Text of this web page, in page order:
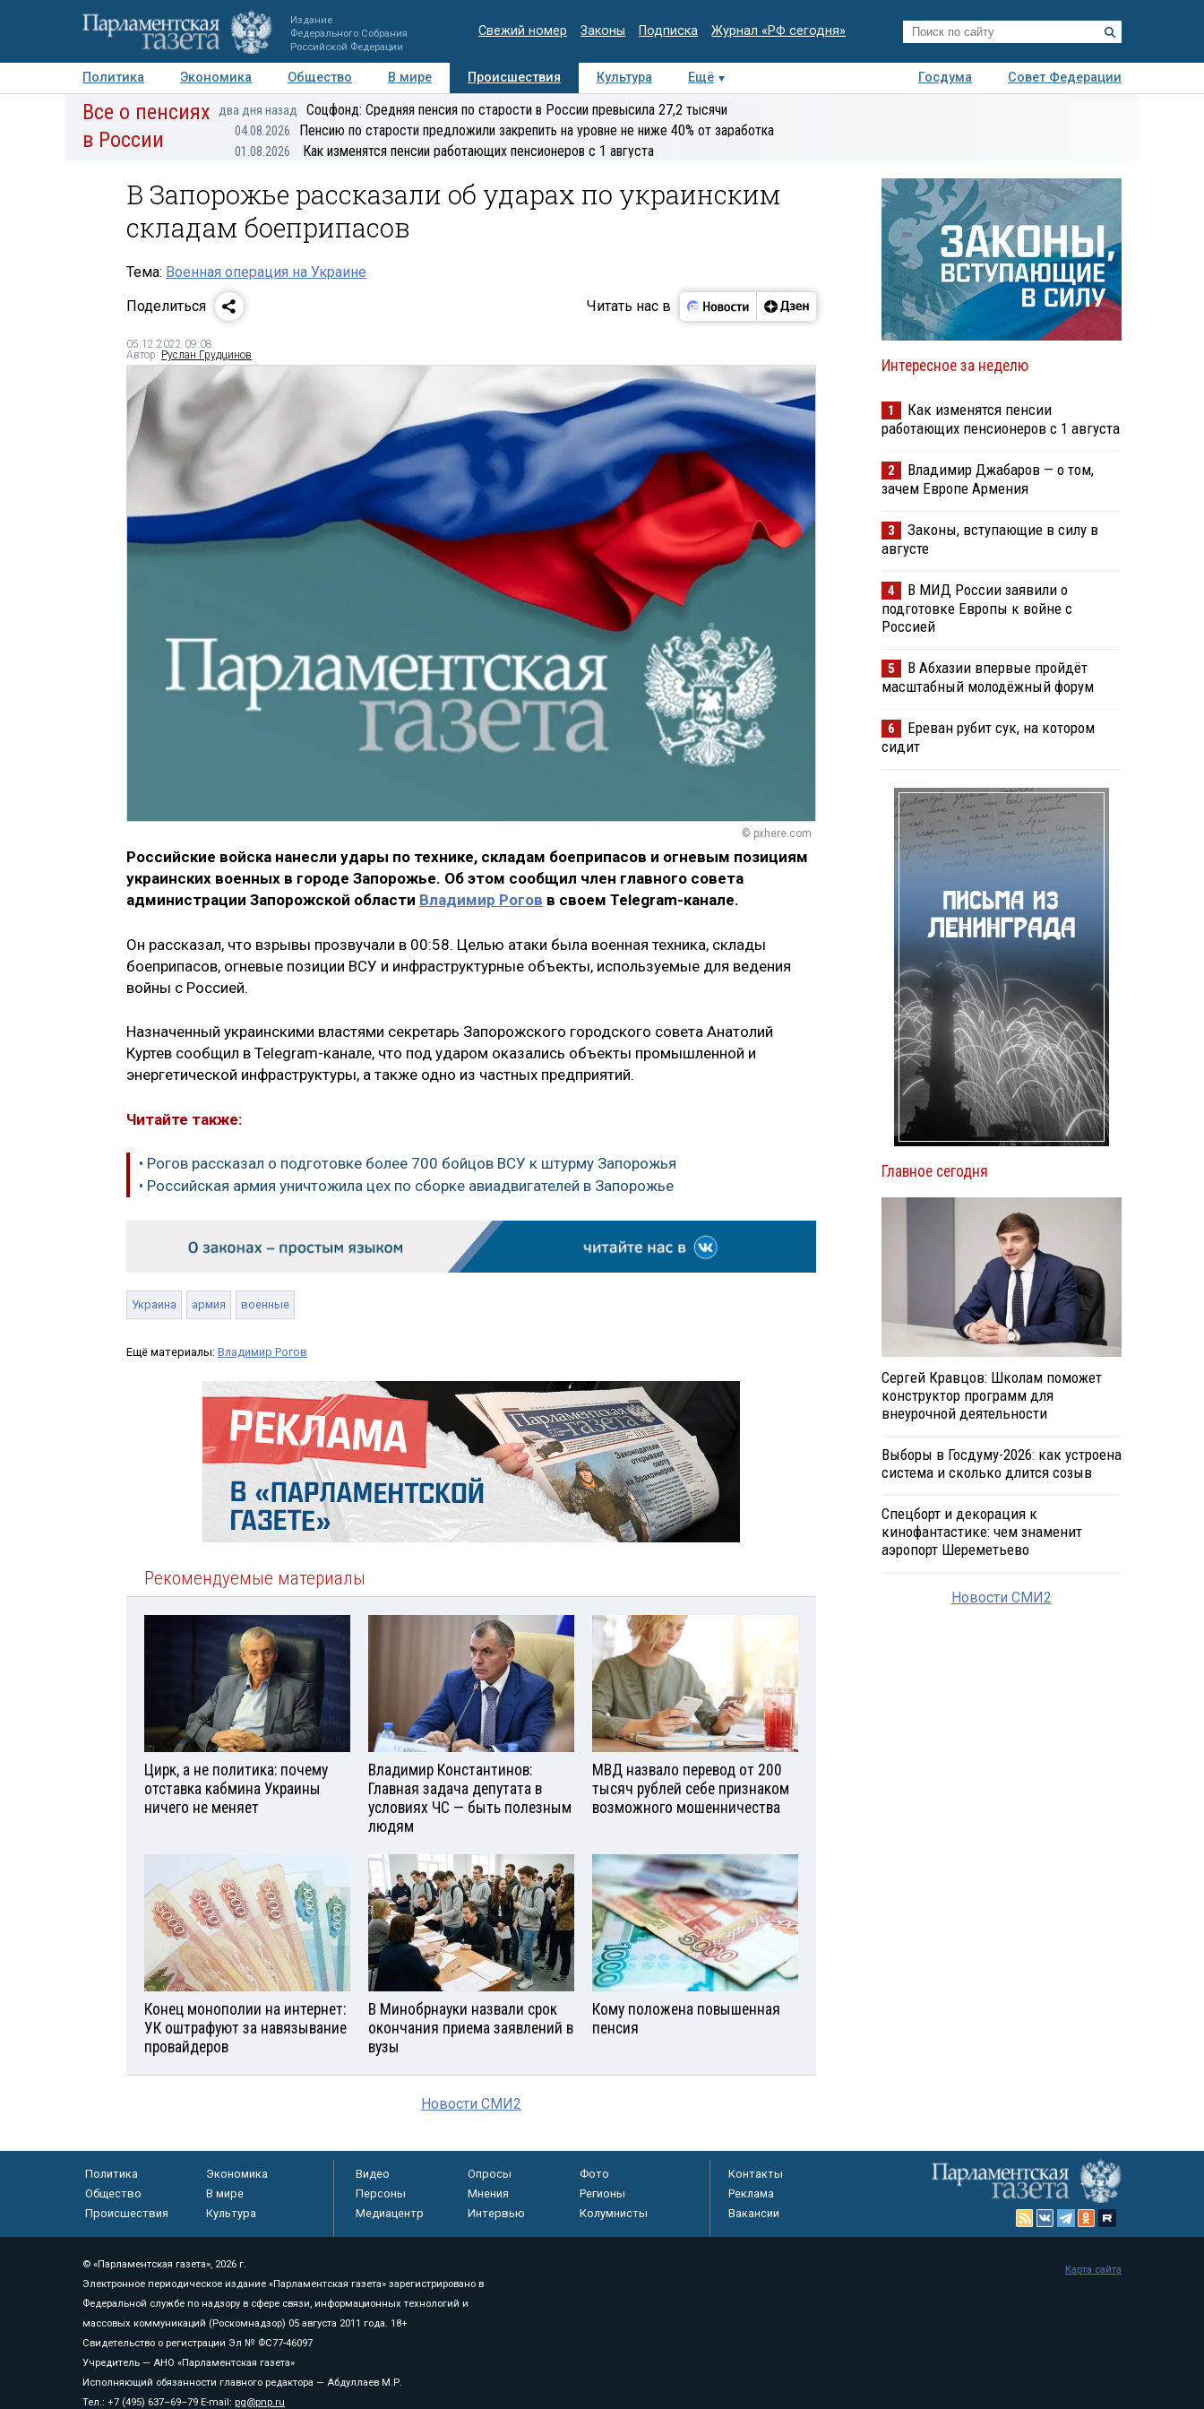
Издание
Федерального Собрания
Российской Федерации
Свежий номер Законы Подписка Журнал «РФ сегодня»
Политика Экономика Общество В мире Происшествия Культура Ещё Госдума
Совет Федерации
Авторы Персоны Мнения Регионы Медиацентр Интервью Колумнисты
Все о пенсиях
в России
два дня назад Соцфонд: Средняя пенсия по старости в России превысила 27,2 тысячи
04.08.2026 Пенсию по старости предложили закрепить на уровне не ниже 40% от заработка
01.08.2026 Как изменятся пенсии работающих пенсионеров с 1 августа
В Запорожье рассказали об ударах по украинским
складам боеприпасов
Тема: Военная операция на Украине
Поделиться
Читать нас в
05.12.2022 09:08
Автор: Руслан Грудцинов
© pxhere.com
Российские войска нанесли удары по технике, складам боеприпасов и огневым позициям
украинских военных в городе Запорожье. Об этом сообщил член главного совета
администрации Запорожской области Владимир Рогов в своем Telegram-канале.
Он рассказал, что взрывы прозвучали в 00:58. Целью атаки была военная техника, склады
боеприпасов, огневые позиции ВСУ и инфраструктурные объекты, используемые для ведения
войны с Россией.
Назначенный украинскими властями секретарь Запорожского городского совета Анатолий
Куртев сообщил в Telegram-канале, что под ударом оказались объекты промышленной и
энергетической инфраструктуры, а также одно из частных предприятий.
Читайте также:
• Рогов рассказал о подготовке более 700 бойцов ВСУ к штурму Запорожья
• Российская армия уничтожила цех по сборке авиадвигателей в Запорожье
Украина армия военные
Ещё материалы: Владимир Рогов
Рекомендуемые материалы
Цирк, а не политика: почему
отставка кабмина Украины
ничего не меняет
Владимир Константинов:
Главная задача депутата в
условиях ЧС — быть полезным
людям
МВД назвало перевод от 200
тысяч рублей себе признаком
возможного мошенничества
Конец монополии на интернет:
УК оштрафуют за навязывание
провайдеров
В Минобрнауки назвали срок
окончания приема заявлений в
вузы
Кому положена повышенная
пенсия
Новости СМИ2
Интересное за неделю
1
Как изменятся пенсии
работающих пенсионеров с 1 августа
2
Владимир Джабаров — о том,
зачем Европе Армения
3
Законы, вступающие в силу в
августе
4
В МИД России заявили о
подготовке Европы к войне с
Россией
5
В Абхазии впервые пройдёт
масштабный молодёжный форум
6
Ереван рубит сук, на котором
сидит
Главное сегодня
Сергей Кравцов: Школам поможет
конструктор программ для
внеурочной деятельности
Выборы в Госдуму-2026: как устроена
система и сколько длится созыв
Спецборт и декорация к
кинофантастике: чем знаменит
аэропорт Шереметьево
Новости СМИ2
Политика
Экономика
Общество
В мире
Происшествия
Культура
Видео Опросы
Фото
Персоны
Мнения
Регионы
Медиацентр
Интервью Колумнисты
Контакты
Реклама
Вакансии
© «Парламентская газета», 2026 г.
Электронное периодическое издание «Парламентская газета» зарегистрировано в
Федеральной службе по надзору в сфере связи, информационных технологий и
массовых коммуникаций (Роскомнадзор) 05 августа 2011 года. 18+
Свидетельство о регистрации Эл № ФС77-46097
Учредитель — АНО «Парламентская газета»
Исполняющий обязанности главного редактора — Абдуллаев М.Р.
Тел.: +7 (495) 637–69–79 E-mail: pg@pnp.ru
Карта сайта